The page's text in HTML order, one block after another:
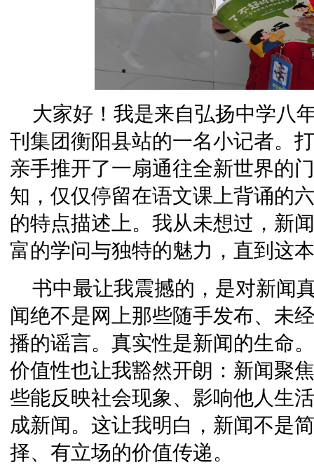
大家好！我是来自弘扬中学八
刊集团衡阳县站的一名小记者。
亲手推开了一扇通往全新世界的
知，仅仅停留在语文课上背诵的
的特点描述上。我从未想过，新
富的学问与独特的魅力，直到这
书中最让我震撼的，是对新闻
闻绝不是网上那些随手发布、未
播的谣言。真实性是新闻的生命
价值性也让我豁然开朗：新闻聚
些能反映社会现象、影响他人生
成新闻。这让我明白，新闻不是
择、有立场的价值传递。